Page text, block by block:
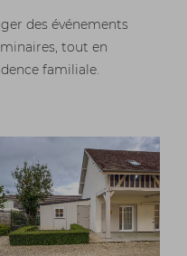
des événements
tout en
familiale.